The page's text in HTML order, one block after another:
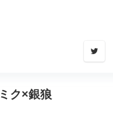
ク×銀狼